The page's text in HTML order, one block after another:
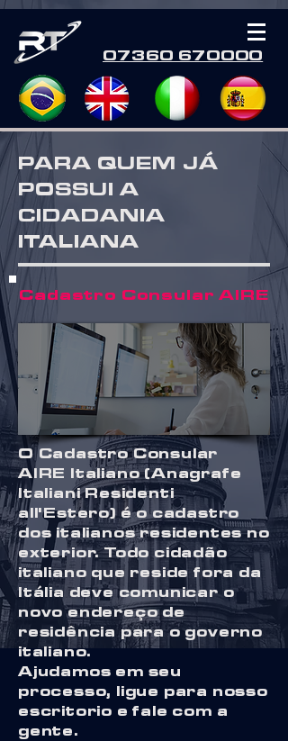
07360 670000
PARA QUEM JÁ
POSSUI A
CIDADANIA
ITALIANA
Cadastro Consular AIRE
O Cadastro Consular
AIRE Italiano (Anagrafe
Italiani Residenti
all'Estero) é o cadastro
dos italianos residentes no
exterior. Todo cidadão
italiano que reside fora da
Itália deve comunicar o
novo endereço de
residência para o governo
italiano.
Ajudamos em seu
processo, ligue para nosso
escritorio e fale com a
gente.